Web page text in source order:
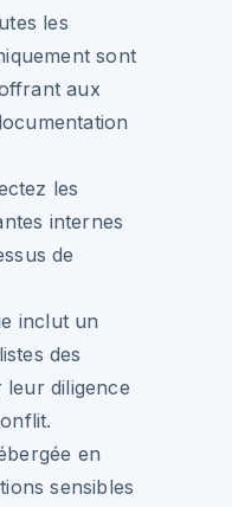
les
sont
aux
les
internes
de
inclut un
des
leur diligence
en
sensibles